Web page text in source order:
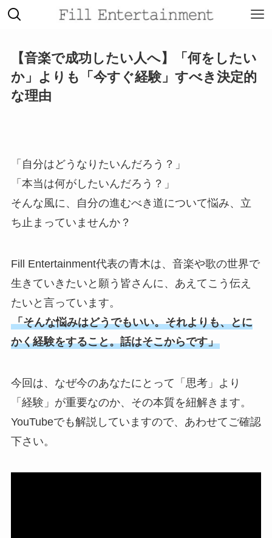
【音楽で成功したい人へ】「何をしたい
か」よりも「今すぐ経験」すべき決定的
な理由
「自分はどうなりたいんだろう？」
「本当は何がしたいんだろう？」
そんな風に、自分の進むべき道について悩み、立
ち止まっていませんか？
Fill Entertainment代表の青木は、音楽や歌の世界で
生きていきたいと願う皆さんに、あえてこう伝え
たいと言っています。
「そんな悩みはどうでもいい。それよりも、とに
かく経験をすること。話はそこからです」
今回は、なぜ今のあなたにとって「思考」より
「経験」が重要なのか、その本質を紐解きます。
YouTubeでも解説していますので、あわせてご確認
下さい。